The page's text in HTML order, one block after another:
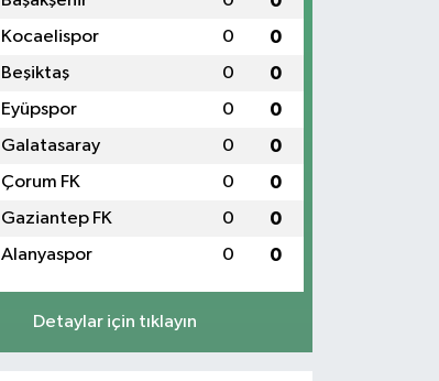
Kocaelispor 0 0
Beşiktaş 0 0
Eyüpspor 0 0
Galatasaray 0 0
Çorum FK 0 0
Gaziantep FK 0 0
Alanyaspor 0 0
Detaylar için tıklayın